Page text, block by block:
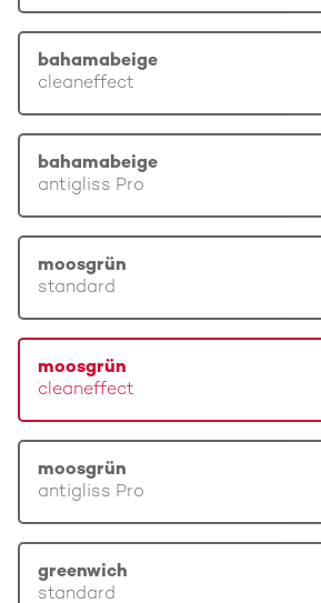
bahamabeige
cleaneffect
bahamabeige
antigliss Pro
moosgrün
standard
moosgrün
cleaneffect
moosgrün
antigliss Pro
greenwich
standard